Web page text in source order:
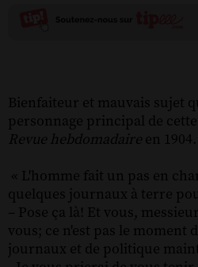
Bienfaiteur et mauvais sujet
personnage principal de
Revue hebdomadaire en 1904.
« L'homme fait un pas en
quelques journaux à terre
– Pose ça là! Et vous,
vous; ce n'est pas le moment
journaux et de politique